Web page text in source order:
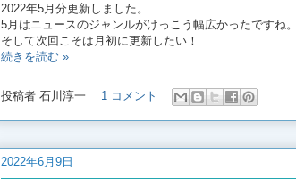
2022年5月分更新しました。
5月はニュースのジャンルがけっこう幅広かったですね。
そして次回こそは月初に更新したい！
続きを読む »
投稿者 石川淳一 1 コメント
2022年6月9日